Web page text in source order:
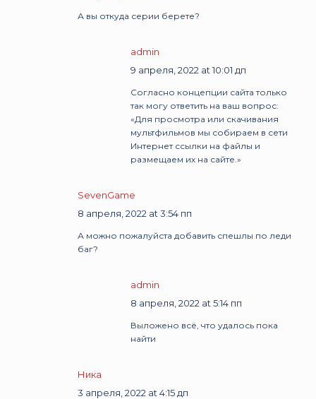
А вы откуда серии берете?
admin
9 апреля, 2022 at 10:01 дп
Согласно концепции сайта только
так могу ответить на ваш вопрос:
«Для просмотра или скачивания
мультфильмов мы собираем в сети
Интернет ссылки на файлы и
размещаем их на сайте.»
SevenGame
8 апреля, 2022 at 3:54 пп
А можно пожалуйста добавить спешлы по леди
баг?
admin
8 апреля, 2022 at 5:14 пп
Выложено всё, что удалось пока
найти
Ника
3 апреля, 2022 at 4:15 дп